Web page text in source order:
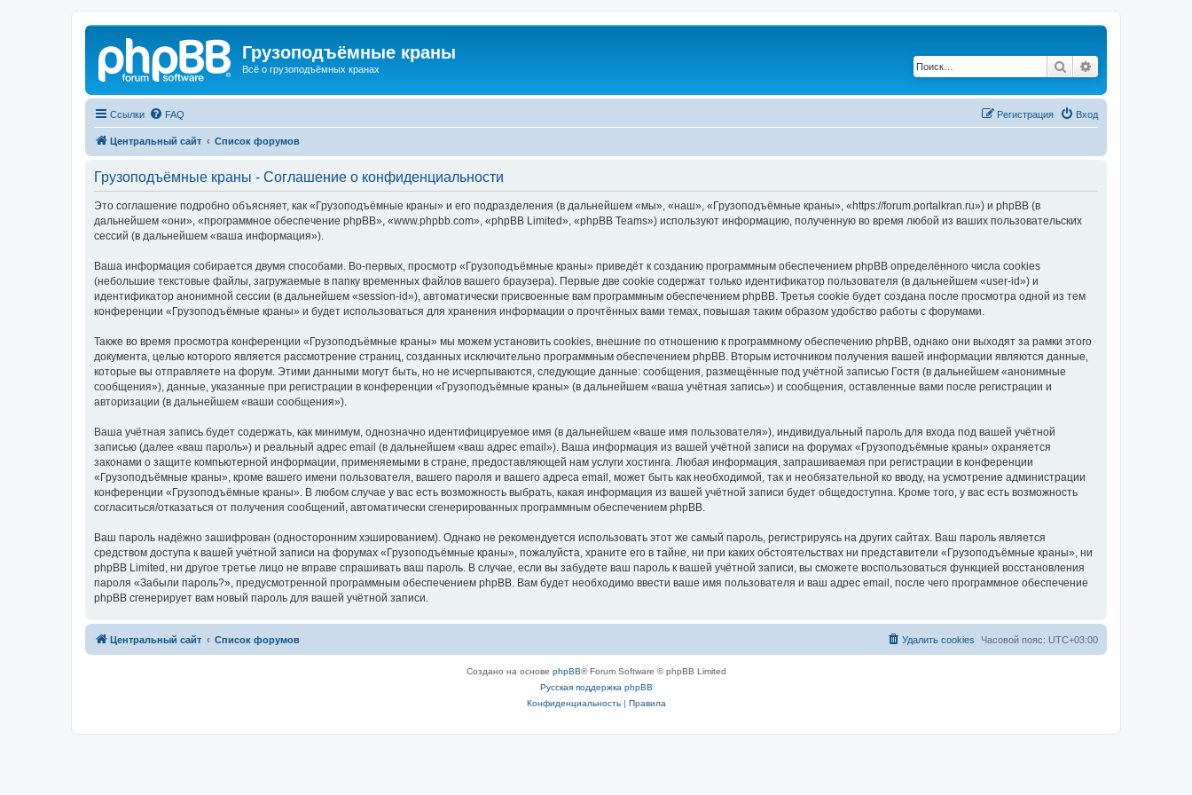
Грузоподъёмные краны
Всё о грузоподъёмных кранах Поиск
Ссылки FAQ Вход
Регистрация
Центральный сайт Список форумов
Грузоподъёмные краны - Соглашение о конфиденциальности
Это соглашение подробно объясняет, как «Грузоподъёмные краны» и его подразделения (в дальнейшем «мы», «наш», «Грузоподъёмные краны», «https://forum.portalkran.ru») и phpBB (в
дальнейшем «они», «программное обеспечение phpBB», «www.phpbb.com», «phpBB Limited», «phpBB Teams») используют информацию, полученную во время любой из ваших пользовательских
сессий (в дальнейшем «ваша информация»).
Ваша информация собирается двумя способами. Во-первых, просмотр «Грузоподъёмные краны» приведёт к созданию программным обеспечением phpBB определённого числа cookies
(небольшие текстовые файлы, загружаемые в папку временных файлов вашего браузера). Первые две cookie содержат только идентификатор пользователя (в дальнейшем «user-id») и
идентификатор анонимной сессии (в дальнейшем «session-id»), автоматически присвоенные вам программным обеспечением phpBB. Третья cookie будет создана после просмотра одной из тем
конференции «Грузоподъёмные краны» и будет использоваться для хранения информации о прочтённых вами темах, повышая таким образом удобство работы с форумами.
Также во время просмотра конференции «Грузоподъёмные краны» мы можем установить cookies, внешние по отношению к программному обеспечению phpBB, однако они выходят за рамки этого
документа, целью которого является рассмотрение страниц, созданных исключительно программным обеспечением phpBB. Вторым источником получения вашей информации являются данные,
которые вы отправляете на форум. Этими данными могут быть, но не исчерпываются, следующие данные: сообщения, размещённые под учётной записью Гостя (в дальнейшем «анонимные
сообщения»), данные, указанные при регистрации в конференции «Грузоподъёмные краны» (в дальнейшем «ваша учётная запись») и сообщения, оставленные вами после регистрации и
авторизации (в дальнейшем «ваши сообщения»).
Ваша учётная запись будет содержать, как минимум, однозначно идентифицируемое имя (в дальнейшем «ваше имя пользователя»), индивидуальный пароль для входа под вашей учётной
записью (далее «ваш пароль») и реальный адрес email (в дальнейшем «ваш адрес email»). Ваша информация из вашей учётной записи на форумах «Грузоподъёмные краны» охраняется
законами о защите компьютерной информации, применяемыми в стране, предоставляющей нам услуги хостинга. Любая информация, запрашиваемая при регистрации в конференции
«Грузоподъёмные краны», кроме вашего имени пользователя, вашего пароля и вашего адреса email, может быть как необходимой, так и необязательной ко вводу, на усмотрение администрации
конференции «Грузоподъёмные краны». В любом случае у вас есть возможность выбрать, какая информация из вашей учётной записи будет общедоступна. Кроме того, у вас есть возможность
согласиться/отказаться от получения сообщений, автоматически сгенерированных программным обеспечением phpBB.
Ваш пароль надёжно зашифрован (односторонним хэшированием). Однако не рекомендуется использовать этот же самый пароль, регистрируясь на других сайтах. Ваш пароль является
средством доступа к вашей учётной записи на форумах «Грузоподъёмные краны», пожалуйста, храните его в тайне, ни при каких обстоятельствах ни представители «Грузоподъёмные краны», ни
phpBB Limited, ни другое третье лицо не вправе спрашивать ваш пароль. В случае, если вы забудете ваш пароль к вашей учётной записи, вы сможете воспользоваться функцией восстановления
пароля «Забыли пароль?», предусмотренной программным обеспечением phpBB. Вам будет необходимо ввести ваше имя пользователя и ваш адрес email, после чего программное обеспечение
phpBB сгенерирует вам новый пароль для вашей учётной записи.
Центральный сайт Список форумов Часовой пояс: UTC+03:00
Удалить cookies
Создано на основе phpBB® Forum Software © phpBB Limited
Русская поддержка phpBB
Конфиденциальность| Правила